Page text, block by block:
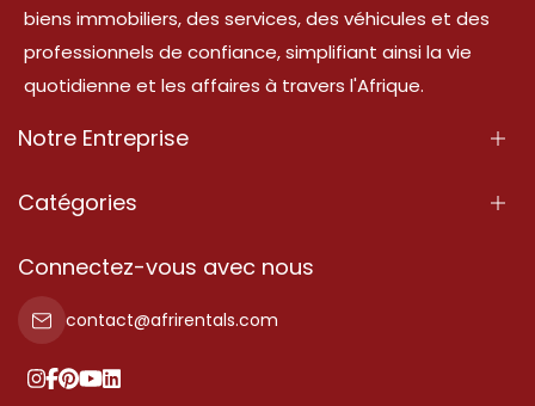
biens immobiliers, des services, des véhicules et des
professionnels de confiance, simplifiant ainsi la vie
quotidienne et les affaires à travers l'Afrique.
Notre Entreprise
À Propos
Conditions d'Utilisation
Politique de Confidentialité
Catégories
Propriété
Propriété à vendre
Propriété à louer
Ajoutez votre témoignage
Connectez-vous avec nous
contact@afrirentals.com